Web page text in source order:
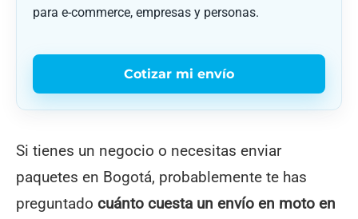
para e-commerce, empresas y personas.
Cotizar mi envío
Si tienes un negocio o necesitas enviar
paquetes en Bogotá, probablemente te has
preguntado cuánto cuesta un envío en moto en